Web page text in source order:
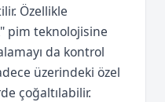
Özellikle
pim teknolojisine
da kontrol
üzerindeki özel
çoğaltılabilir.